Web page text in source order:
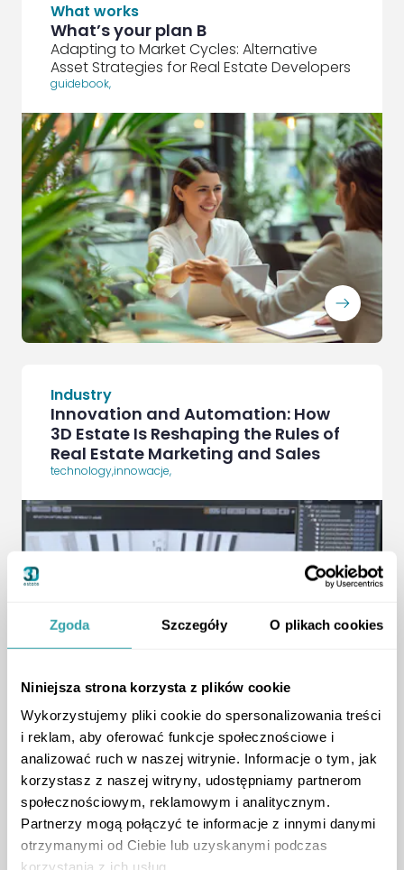
Zgoda Szczegóły O plikach cookies
Niniejsza strona korzysta z plików cookie
Wykorzystujemy pliki cookie do spersonalizowania treści
i reklam, aby oferować funkcje społecznościowe i
analizować ruch w naszej witrynie. Informacje o tym, jak
korzystasz z naszej witryny, udostępniamy partnerom
społecznościowym, reklamowym i analitycznym.
Partnerzy mogą połączyć te informacje z innymi danymi
otrzymanymi od Ciebie lub uzyskanymi podczas
korzystania z ich usług.
What works
What’s your plan B
Adapting to Market Cycles: Alternative
Asset Strategies for Real Estate Developers
guidebook,
ArrowRightLong
Industry
Innovation and Automation: How
3D Estate Is Reshaping the Rules of
Real Estate Marketing and Sales
technology,innowacje,
Developer Inspirations
New Technologies in Real Estate
Trends, Tools, and Buyer Confidence
podcast